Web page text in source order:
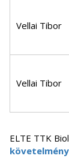
Vellai Tibor
Vellai Tibor
ELTE TTK